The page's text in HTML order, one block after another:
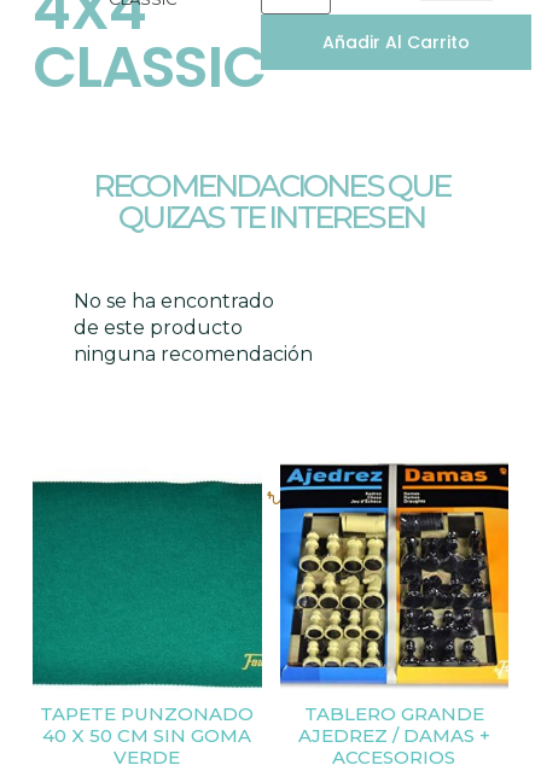
CLASSIC Añadir Al Carrito
RECOMENDACIONES QUE
QUIZAS TE INTERESEN
No se ha encontrado
de este producto
ninguna recomendación
Productos relacionados
TAPETE PUNZONADO
40 X 50 CM SIN GOMA
VERDE
TABLERO GRANDE
AJEDREZ / DAMAS +
ACCESORIOS